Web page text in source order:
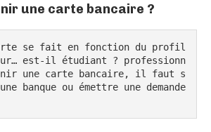
une carte bancaire ?
se fait en fonction du profil
est-il étudiant ? professionn
une carte bancaire, il faut s
banque ou émettre une demande